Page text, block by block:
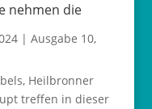
nehmen die
| Ausgabe 10,
Heilbronner
treffen in dieser